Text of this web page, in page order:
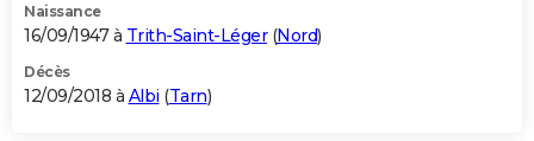
Naissance
16/09/1947 à Trith-Saint-Léger(Nord)
Décès
12/09/2018 à Albi (Tarn)